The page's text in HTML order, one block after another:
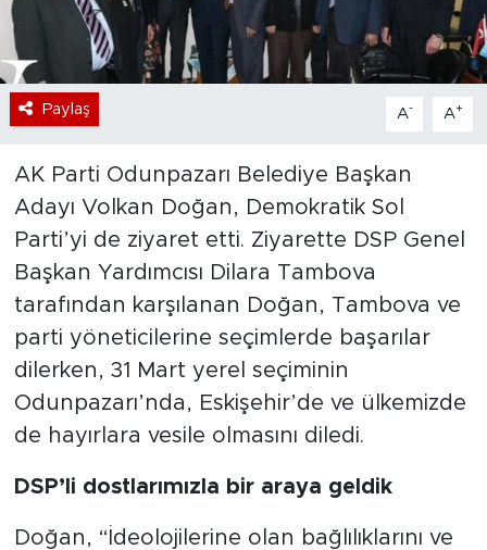
Paylaş A- A+
AK Parti Odunpazarı Belediye Başkan
Adayı Volkan Doğan, Demokratik Sol
Parti’yi de ziyaret etti. Ziyarette DSP Genel
Başkan Yardımcısı Dilara Tambova
tarafından karşılanan Doğan, Tambova ve
parti yöneticilerine seçimlerde başarılar
dilerken, 31 Mart yerel seçiminin
Odunpazarı’nda, Eskişehir’de ve ülkemizde
de hayırlara vesile olmasını diledi.
DSP’li dostlarımızla bir araya geldik
Doğan, “İdeolojilerine olan bağlılıklarını ve